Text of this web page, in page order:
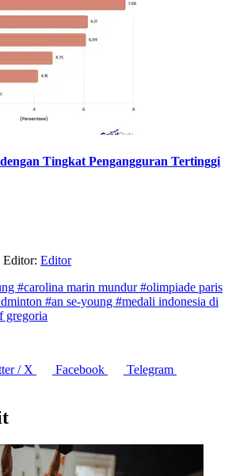
Tingkat Pengangguran Tertinggi
Editor: Editor
#carolina marin mundur#olimpiade paris
#an se-young #medali indonesia di
gregoria
/ X Facebook
Telegram